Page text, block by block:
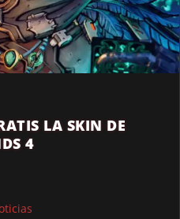
LA SKIN DE
4